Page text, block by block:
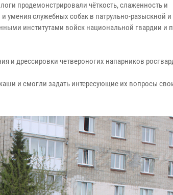
продемонстрировали чёткость, слаженность и
умения служебных собак в патрульно-разыскной
институтами войск национальной гвардии и
и дрессировки четвероногих напарников
и смогли задать интересующие их вопросы